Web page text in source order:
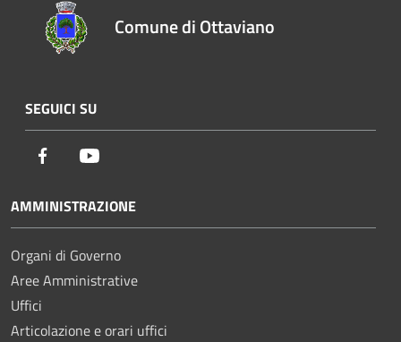
Comune di Ottaviano
SEGUICI SU
Facebook
AMMINISTRAZIONE
Organi di Governo
Aree Amministrative
Uffici
Articolazione e orari uffici